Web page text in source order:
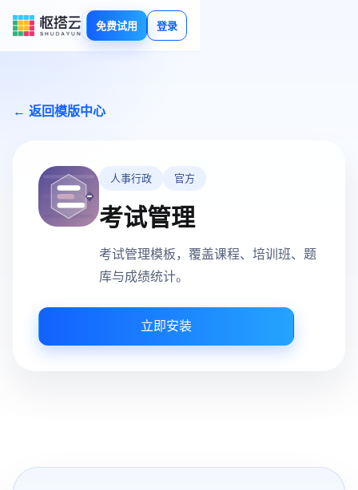
免费试用 登录
← 返回模版中心
人事行政 官方
考试管理
考试管理模板，覆盖课程、培训班、题
库与成绩统计。
立即安装